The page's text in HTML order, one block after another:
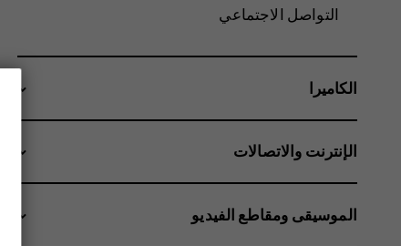
التواصل الاجتماعي
الكاميرا
الإنترنت والاتصالات
الموسيقى ومقاطع الفيديو